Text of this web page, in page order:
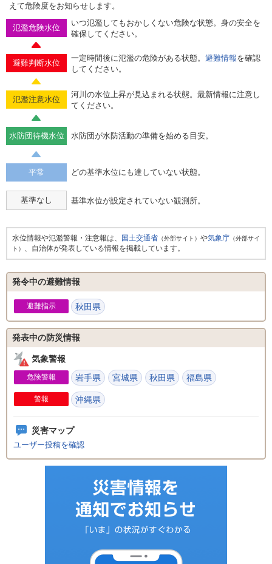
えて危険度をお知らせします。
氾濫危険水位
いつ氾濫してもおかしくない危険な状態。身の安全を
確保してください。
避難判断水位
一定時間後に氾濫の危険がある状態。 避難情報を確認
してください。
氾濫注意水位
河川の水位上昇が見込まれる状態。最新情報に注意し
てください。
水防団待機水位 水防団が水防活動の準備を始める目安。
平常 どの基準水位にも達していない状態。
基準なし 基準水位が設定されていない観測所。
水位情報や氾濫警報・注意報は、 国土交通省 （外部サイト） や気象庁 （外部サイ
ト） 、自治体が発表している情報を掲載しています。
発令中の避難情報
避難指示 秋田県
発表中の防災情報
気象警報
危険警報 岩手県 宮城県 秋田県 福島県
警報 沖縄県
災害マップ
ユーザー投稿を確認